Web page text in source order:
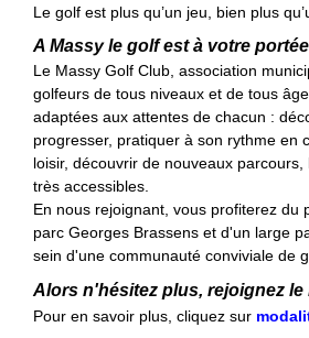
Le golf est plus qu’un jeu, bien plus
A Massy le golf est à votre portée
Le Massy Golf Club, association
golfeurs de tous niveaux et de tous
adaptées aux attentes de chacun :
progresser, pratiquer à son rythme en
loisir, découvrir de nouveaux
très accessibles.
En nous rejoignant, vous profiterez du
parc Georges Brassens et d'un large
sein d'une communauté conviviale de
Alors n'hésitez plus, rejoignez le
Pour en savoir plus, cliquez sur